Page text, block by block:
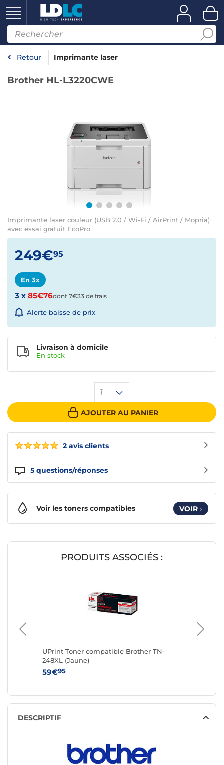
Retour Imprimante laser
Brother HL-L3220CWE
Imprimante laser couleur (USB 2.0 / Wi-Fi / AirPrint / Mopria)
avec essai gratuit EcoPro
2 avis clients
5 questions/réponses
249€95
En 3x
3 x 85€76dont 7€33 de frais
Alerte baisse de prix
1
AJOUTER AU PANIER
Livraison à domicile
En stock
Voir les toners compatibles VOIR ›
PRODUITS ASSOCIÉS :
UPrint Toner compatible Brother TN-
248XL (Jaune)
59€95
DESCRIPTIF